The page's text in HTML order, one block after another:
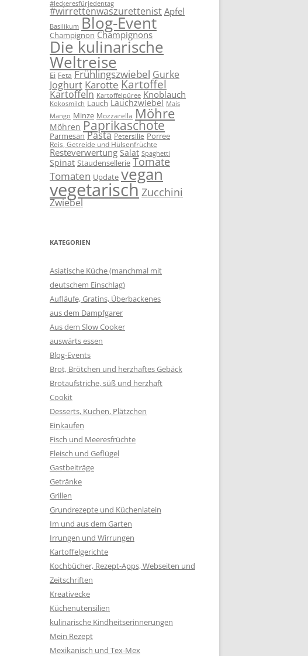
#leckeresfürjedentag
#wirrettenwaszurettenist Apfel
Basilikum Blog-Event
Champignon Champignons
Die kulinarische
Weltreise
Ei Feta Frühlingszwiebel Gurke
Joghurt Karotte Kartoffel
Kartoffeln Kartoffelpüree Knoblauch
Kokosmilch Lauch Lauchzwiebel Mais
Mango Minze Mozzarella Möhre
Möhren Paprikaschote
Parmesan Pasta Petersilie Porree
Reis, Getreide und Hülsenfrüchte
Resteverwertung Salat Spaghetti
Spinat Staudensellerie Tomate
Tomaten Update vegan
vegetarischZucchini
Zwiebel
KATEGORIEN
Asiatische Küche (manchmal mit
deutschem Einschlag)
Aufläufe, Gratins, Überbackenes
aus dem Dampfgarer
Aus dem Slow Cooker
auswärts essen
Blog-Events
Brot, Brötchen und herzhaftes Gebäck
Brotaufstriche, süß und herzhaft
Cookit
Desserts, Kuchen, Plätzchen
Einkaufen
Fisch und Meeresfrüchte
Fleisch und Geflügel
Gastbeiträge
Getränke
Grillen
Grundrezepte und Küchenlatein
Im und aus dem Garten
Irrungen und Wirrungen
Kartoffelgerichte
Kochbücher, Rezept-Apps, Webseiten und
Zeitschriften
Kreativecke
Küchenutensilien
kulinarische Kindheitserinnerungen
Mein Rezept
Mexikanisch und Tex-Mex